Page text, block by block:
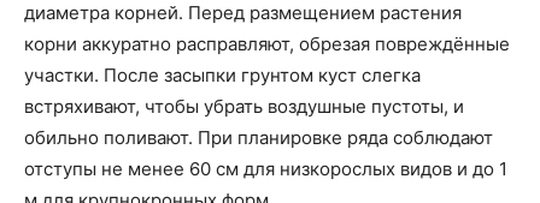
диаметра корней. Перед размещением растения
корни аккуратно расправляют, обрезая повреждённые
участки. После засыпки грунтом куст слегка
встряхивают, чтобы убрать воздушные пустоты, и
обильно поливают. При планировке ряда соблюдают
отступы не менее 60 см для низкорослых видов и до 1